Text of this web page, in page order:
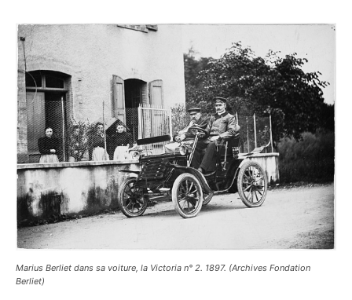
Marius Berliet dans sa voiture, la Victoria n° 2. 1897. (Archives Fondation
Berliet)